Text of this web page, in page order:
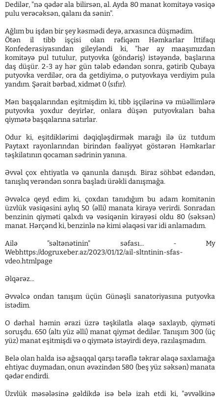
Dedilər, "nə qədər ala bilirsən, al. Ayda 80 manat komitəyə vəsiqə
pulu verəcəksən, qalanı da sənin".
Ağlım bu işdən bir şey kəsmədi deyə, arxasınca düşmədim.
Ötən il tibb işçisi olan rəfiqəm Həmkarlar İttifaqı
Konfederasiyasından gileyləndi ki, "hər ay maaşımızdan
komitəyə pul tutulur, putyovka (göndəriş) istəyəndə, başlarına
daş düşür. 2-3 ay hər gün tələb edəndən sonra, gətirib Qubaya
putyovka verdilər, ora da getdiyimə, o putyovkaya verdiyim pula
yandım. Şərait bərbad, xidmət 0 (sıfır).
Mən başqalarından eşitmişdim ki, tibb işçilərinə və müəllimlərə
putyovka yoxdur deyirlər, onlara düşən putyovkaları baha
qiymətə başqalarına satırlar.
Odur ki, eşitdiklərimi dəqiqləşdirmək marağı ilə üz tutdum
Paytaxt rayonlarından birindən fəaliyyət göstərən Həmkarlar
təşkilatının qocaman sədrinin yanına.
Əvvəl çox ehtiyatla və qanunla danışdı. Biraz söhbət edəndən,
tanışlıq verəndən sonra başladı ürəkli danışmağa.
Əvvəlcə qeyd edim ki, çoxdan tanıdığım bu adam komitənin
üzvlük vəsiqəsini aylıq 50 (əlli) manata kirayə verirdi. Sonradan
benzinin qiyməti qalxdı və vəsiqənin kirayəsi oldu 80 (səksən)
manat. Hərçənd ki, benzinlə nə kimi əlaqəsi var idi anlamadım.
Ailə "səltənətinin" səfası... - My
Webhttps://dogruxeber.az/2023/01/12/ail-sltntinin-sfas-
vdeo.htmlpage
Əlqərəz...
Əvvəlcə ondan tanışım üçün Günəşli sanatoriyasına putyovka
istədim.
O dərhal həmin ərazi üzrə təşkilatla əlaqə saxlayıb, qiyməti
soruşdu. 650 (altı yüz əlli) manat qiymət dedilər. Tanışım 300 (üç
yüz) manat eşitmişdi və o qiymətə istəyirdi deyə, razılaşmadım.
Belə olan halda isə ağsaqqal qarşı tərəflə təkrar əlaqə saxlamağa
ehtiyac duymadan, onun əvəzindən 580 (beş yüz səksən) manata
qədər endirdi.
Üzvlük məsələsinə gəldikdə isə belə izah etdi ki, "əvvəlkinə